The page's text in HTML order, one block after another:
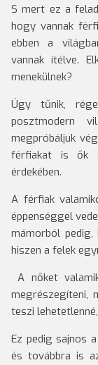
S mert ez a
hogy vannak
ebben a
vannak ítélve.
menekülnek?
Úgy tűnik,
posztmodern
megpróbáljuk
férfiakat is ők
érdekében.
A férfiak
éppenséggel
mámorból
hiszen a felek
A nőket
megrészegíteni,
teszi
Ez pedig sajnos
és továbbra is